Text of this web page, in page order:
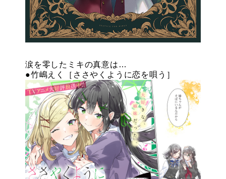
涙を零したミキの真意は…
●竹嶋えく［ささやくように恋を唄う］